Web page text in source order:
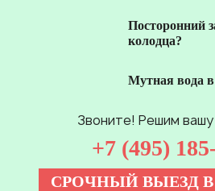
Посторонний
колодца?
Мутная вода в
Звоните! Решим
+7 (495)
СРОЧНЫЙ ВЫЕЗД